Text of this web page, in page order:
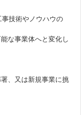
技術やノウハウの
な事業体へと変化し
、又は新規事業に挑